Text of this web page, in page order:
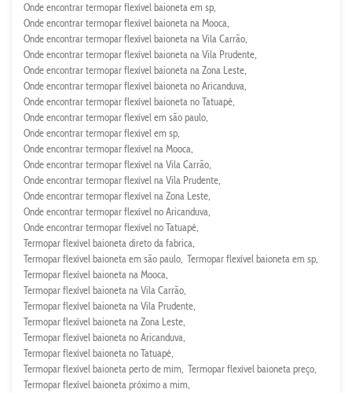
Onde encontrar termopar flexível baioneta em sp
Onde encontrar termopar flexível baioneta na Mooca
Onde encontrar termopar flexível baioneta na Vila Carrão
Onde encontrar termopar flexível baioneta na Vila Prudente
Onde encontrar termopar flexível baioneta na Zona Leste
Onde encontrar termopar flexível baioneta no Aricanduva
Onde encontrar termopar flexível baioneta no Tatuapé
Onde encontrar termopar flexível em são paulo
Onde encontrar termopar flexível em sp
Onde encontrar termopar flexível na Mooca
Onde encontrar termopar flexível na Vila Carrão
Onde encontrar termopar flexível na Vila Prudente
Onde encontrar termopar flexível na Zona Leste
Onde encontrar termopar flexível no Aricanduva
Onde encontrar termopar flexível no Tatuapé
Termopar flexível baioneta direto da fabrica
Termopar flexível baioneta em são paulo Termopar flexível baioneta em sp
Termopar flexível baioneta na Mooca
Termopar flexível baioneta na Vila Carrão
Termopar flexível baioneta na Vila Prudente
Termopar flexível baioneta na Zona Leste
Termopar flexível baioneta no Aricanduva
Termopar flexível baioneta no Tatuapé
Termopar flexível baioneta perto de mim Termopar flexível baioneta preço
Termopar flexível baioneta próximo a mim